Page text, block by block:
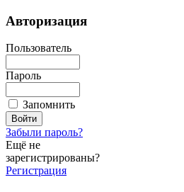
Авторизация
Пользователь
Пароль
Запомнить
Забыли пароль?
Ещё не
зарегистрированы?
Регистрация